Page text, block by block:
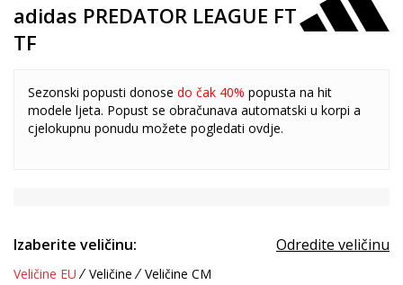
adidas PREDATOR LEAGUE FT
TF
Sezonski popusti donose do čak 40% popusta na hit
modele ljeta. Popust se obračunava automatski u korpi a
cjelokupnu ponudu možete pogledati ovdje.
Izaberite veličinu: Odredite veličinu
Veličine EU Veličine Veličine CM